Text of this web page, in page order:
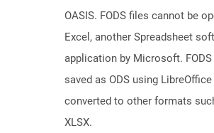
OASIS. FODS files cannot be
Excel, another Spreadsheet
application by Microsoft.
saved as ODS using
converted to other formats
XLSX.